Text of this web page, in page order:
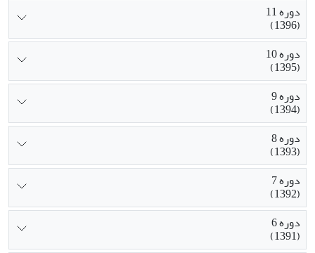
دوره 11
(1396)
دوره 10
(1395)
دوره 9
(1394)
دوره 8
(1393)
دوره 7
(1392)
دوره 6
(1391)